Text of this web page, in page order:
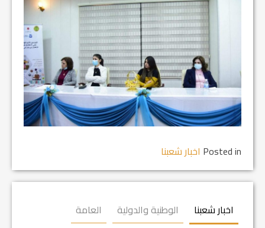
Posted in اخبار شعبنا
اخبار شعبنا الوطنية والدولية العامة